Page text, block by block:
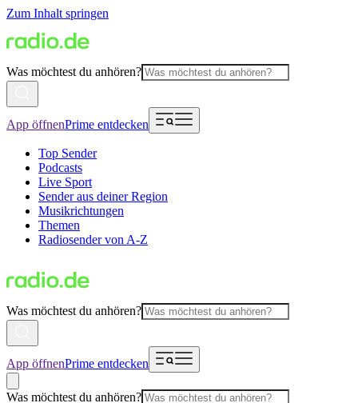
Zum Inhalt springen
Was möchtest du anhören?
App öffnenPrime entdecken
Top Sender
Podcasts
Live Sport
Sender aus deiner Region
Musikrichtungen
Themen
Radiosender von A-Z
Was möchtest du anhören?
App öffnenPrime entdecken
Was möchtest du anhören?